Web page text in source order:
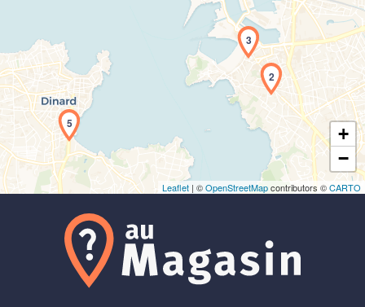
Chargement de la carte en cours...
2
3
5
+
−
Leaflet | ©OpenStreetMapcontributors ©CARTO